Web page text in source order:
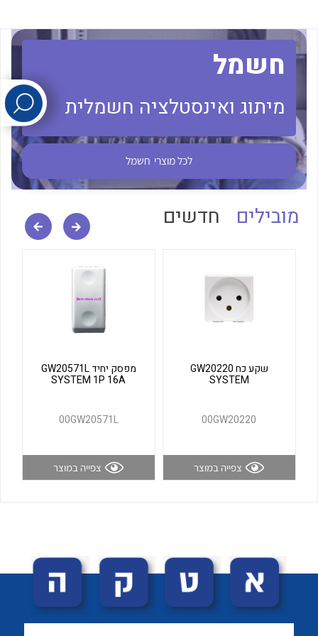
לכל מוצרי היצרן לכל מוצרי היצרן
לכל מוצרי היצרן לכל מוצרי היצרן
לכל מוצרי היצרן
חשמל
מיתוג ואינסטלציה חשמלית
לכל מוצרי חשמל
מובילים חדשים
שקע כח GW20220
SYSTEM
00GW20220
צפייה במוצר
מפסק יחיד GW20571L
SYSTEM 1P 16A
00GW20571L
צפייה במוצר